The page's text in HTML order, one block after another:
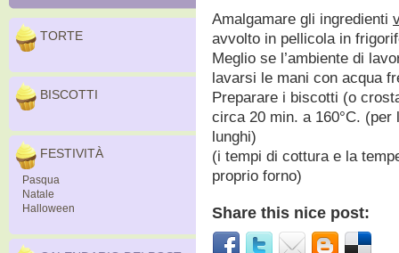
TORTE
BISCOTTI
FESTIVITÀ
Pasqua
Natale
Halloween
Amalgamare gli ingredienti
avvolto in pellicola in
Meglio se l’ambiente di
lavarsi le mani con acqua
Preparare i biscotti (o
circa 20 min. a 160°C.
lunghi)
(i tempi di cottura e la
proprio forno)
Share this nice post: